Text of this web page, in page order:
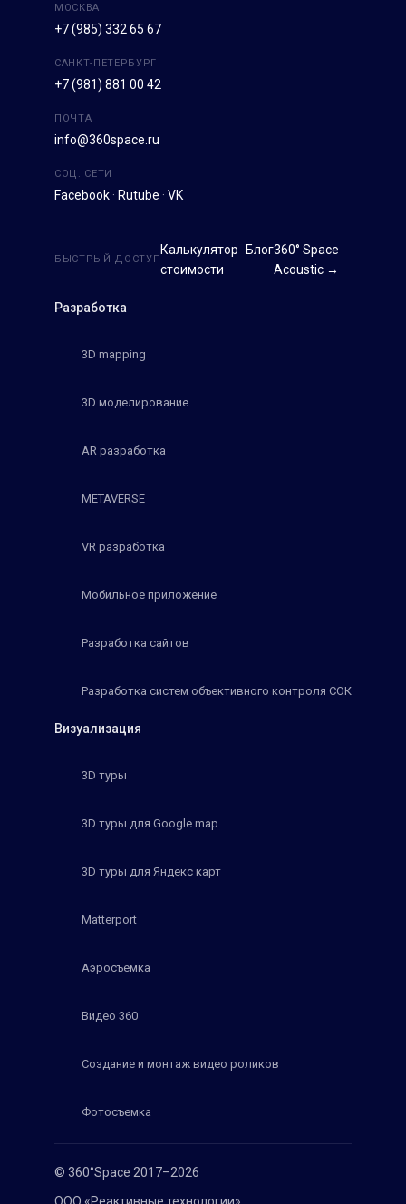
© 360°Space 2017–2026
ООО «Реактивные технологии»
МОСКВА
+7 (985) 332 65 67
САНКТ-ПЕТЕРБУРГ
+7 (981) 881 00 42
ПОЧТА
info@360space.ru
СОЦ. СЕТИ
Facebook · Rutube · VK
Разработка
3D mapping
3D моделирование
AR разработка
METAVERSE
VR разработка
Мобильное приложение
Разработка сайтов
Разработка систем объективного контроля СОК
Визуализация
3D туры
3D туры для Google map
3D туры для Яндекс карт
Matterport
Аэросъемка
Видео 360
Создание и монтаж видео роликов
Фотосъемка
БЫСТРЫЙ ДОСТУП
Калькулятор
стоимости
Блог360° Space
Acoustic →